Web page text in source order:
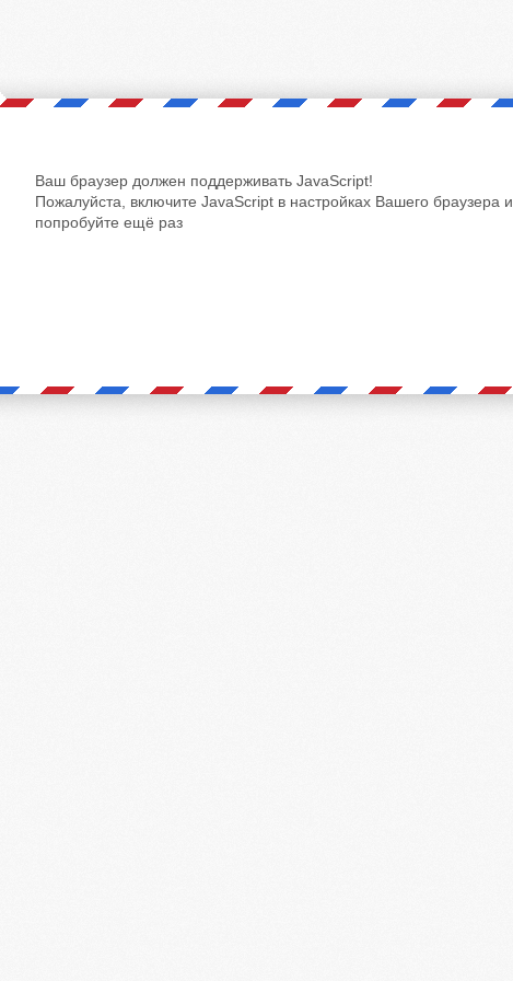
Ваш браузер должен поддерживать JavaScript!
Пожалуйста, включите JavaScript в настройках Вашего браузера и
попробуйте ещё раз